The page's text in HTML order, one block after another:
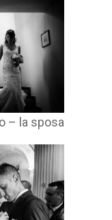
– la sposa